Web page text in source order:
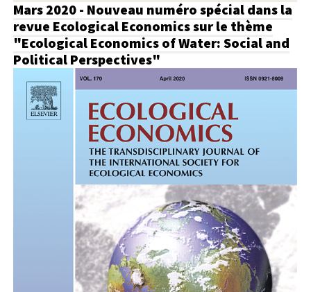
Mars 2020 - Nouveau numéro spécial dans la
revue Ecological Economics sur le thème
"Ecological Economics of Water: Social and
Political Perspectives"